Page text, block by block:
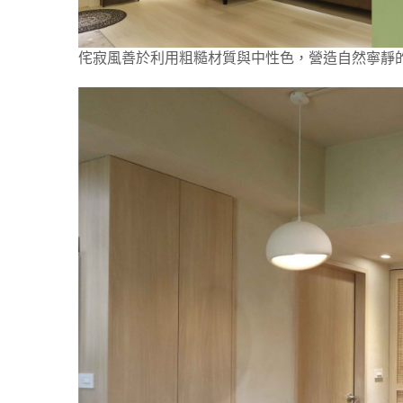
侘寂風善於利用粗糙材質與中性色，營造自然寧靜